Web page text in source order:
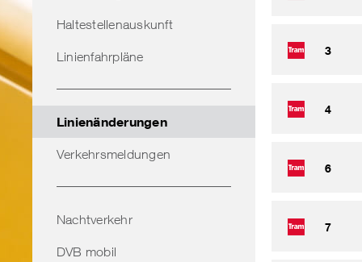
Haltestellenauskunft
Linienfahrpläne
Linienänderungen
Verkehrsmeldungen
Nachtverkehr
DVB mobil
3
4
6
7